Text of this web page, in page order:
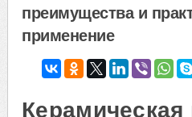
преимущества и
применение
Керамическая